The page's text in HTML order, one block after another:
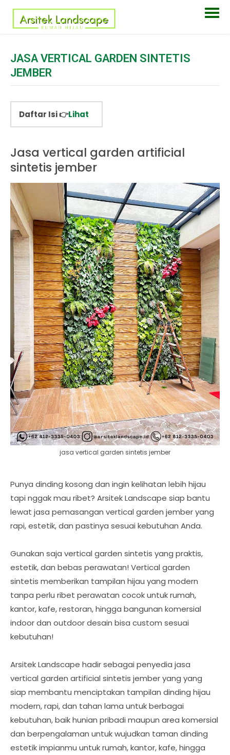
JASA VERTICAL GARDEN SINTETIS
JEMBER
Daftar Isi 👉Lihat
Jasa vertical garden artificial
sintetis jember
jasa vertical garden sintetis jember
Punya dinding kosong dan ingin kelihatan lebih hijau
tapi nggak mau ribet? Arsitek Landscape siap bantu
lewat jasa pemasangan vertical garden jember yang
rapi, estetik, dan pastinya sesuai kebutuhan Anda.
Gunakan saja vertical garden sintetis yang praktis,
estetik, dan bebas perawatan! Vertical garden
sintetis memberikan tampilan hijau yang modern
tanpa perlu ribet perawatan cocok untuk rumah,
kantor, kafe, restoran, hingga bangunan komersial
indoor dan outdoor desain bisa custom sesuai
kebutuhan!
Arsitek Landscape hadir sebagai penyedia jasa
vertical garden artificial sintetis jember yang yang
siap membantu menciptakan tampilan dinding hijau
modern, rapi, dan tahan lama untuk berbagai
kebutuhan, baik hunian pribadi maupun area komersial
dan berpengalaman untuk wujudkan taman dinding
estetik impianmu untuk rumah, kantor, kafe, hingga